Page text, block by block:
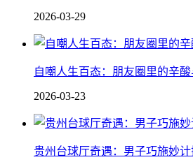
2026-03-29
自嘲人生百态：朋友圈里的辛
2026-03-23
贵州台球厅奇遇：男子巧施妙